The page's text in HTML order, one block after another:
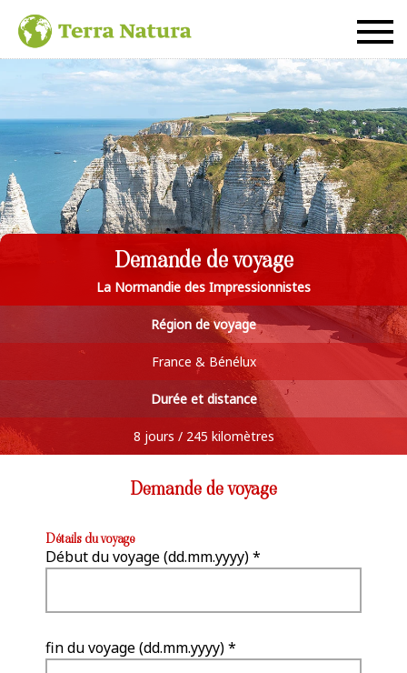
Demande de voyage
La Normandie des Impressionnistes
Région de voyage
France & Bénélux
Durée et distance
8 jours / 245 kilomètres
Demande de voyage
Détails du voyage
Début du voyage (dd.mm.yyyy) *
fin du voyage (dd.mm.yyyy) *